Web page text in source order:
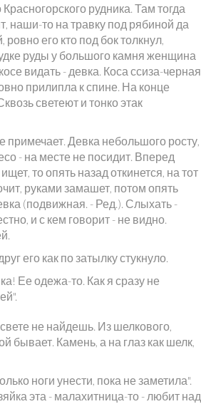
рудника. Там тогда
наши-то на травку под рябиной да
его кто под бок толкнул,
руды у большого камня женщина
видать - девка. Коса ссиза-черная
прилипла к спине. На конце
светеют и тонко этак
примечает. Девка небольшого росту,
- на месте не посидит. Вперед
то опять назад откинется, на тот
руками замашет, потом опять
(подвижная. - Ред.). Слыхать -
и с кем говорит - не видно.
его как по затылку стукнуло.
Ее одежа-то. Как я сразу не
не найдешь. Из шелкового,
бывает. Камень, а на глаз как шелк,
ноги унести, пока не заметила".
эта - малахитница-то - любит над